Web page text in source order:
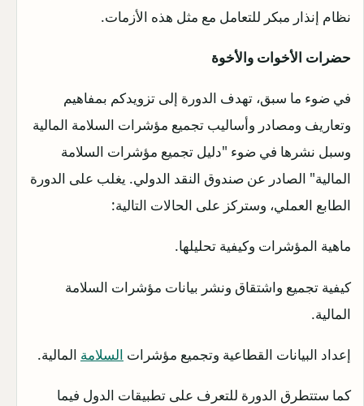
نظام إنذار مبكر للتعامل مع مثل هذه الأزمات.
حضرات الأخوات والأخوة
في ضوء ما سبق، تهدف الدورة إلى تزويدكم بمفاهيم
وتعاريف ومصادر وأساليب تجميع مؤشرات السلامة المالية
وسبل نشرها في ضوء "دليل تجميع مؤشرات السلامة
المالية" الصادر عن صندوق النقد الدولي. يغلب على الدورة
الطابع العملي، وستركز على الحالات التالية:
ماهية المؤشرات وكيفية تحليلها.
كيفية تجميع واشتقاق ونشر بيانات مؤشرات السلامة
المالية.
إعداد البيانات القطاعية وتجميع مؤشرات السلامة المالية.
كما ستتطرق الدورة للتعرف على تطبيقات الدول فيما